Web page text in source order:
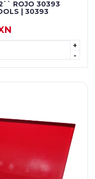
ROJO 30393
| 30393
+
-